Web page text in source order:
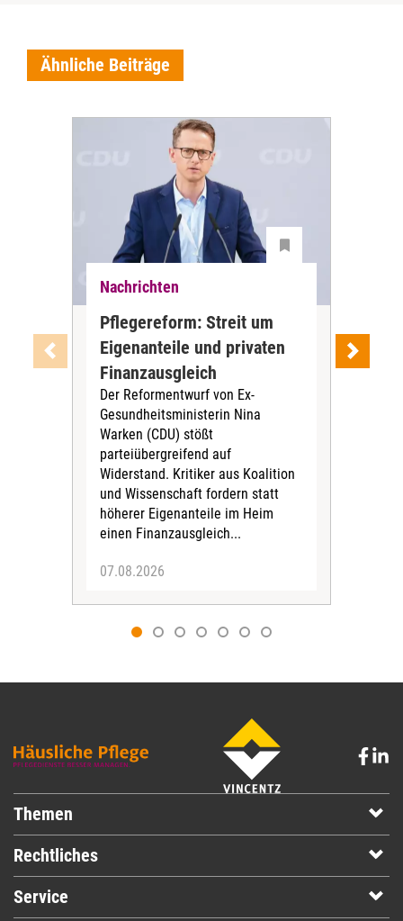
Ähnliche Beiträge
Nachrichten
Pflegereform: Streit um
Eigenanteile und privaten
Finanzausgleich
Der Reformentwurf von Ex-
Gesundheitsministerin Nina
Warken (CDU) stößt
parteiübergreifend auf
Widerstand. Kritiker aus Koalition
und Wissenschaft fordern statt
höherer Eigenanteile im Heim
einen Finanzausgleich...
07.08.2026
Themen
Rechtliches
Service